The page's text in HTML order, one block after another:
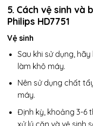
5. Cách vệ sinh và
Philips HD7751
Vệ sinh
Sau khi sử dụng,
làm khô máy.
Nên sử dụng chất
máy.
Định kỳ, khoảng 3-6
xử lý cặn và vệ sinh